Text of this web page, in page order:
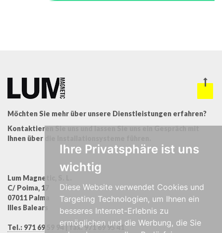
Ihre Privatsphäre ist uns
wichtig
Diese Website verwendet Cookies und
Targeting Technologien, um Ihnen ein
besseres Internet-Erlebnis zu
ermöglichen und die Werbung, die Sie
Möchten Sie mehr über unsere Dienstleistungen erfahren?
Kontaktieren Sie uns und lassen Sie uns ein Gespräch mit
Ihnen über die Installationsysteme führen.
Lum Magnetic, S. L.
C/ Poima, 17
07011 Palma
Illes Balears
Tel.: 971 69 59 94| fax:971 69 95 41